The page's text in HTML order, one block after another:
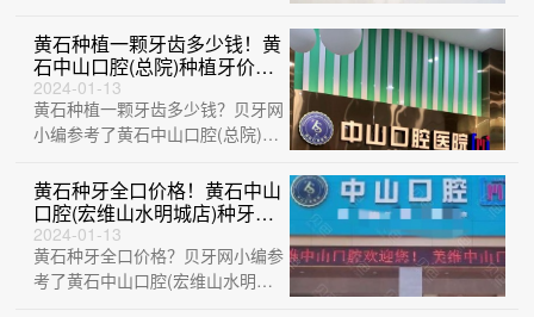
大冶华···
黄石种植一颗牙齿多少钱！黄
石中山口腔(总院)种植牙价格
表更新，国产康盛种植牙价
格：4713元起/颗！
2024-01-13
黄石种植一颗牙齿多少钱？贝牙网
小编参考了黄石中山口腔(总院)、
北平头···
黄石种牙全口价格！黄石中山
口腔(宏维山水明城店)种牙超
划算，瑞士Sic种植牙：6926
元起/颗！
2024-01-13
黄石种牙全口价格？贝牙网小编参
考了黄石中山口腔(宏维山水明城